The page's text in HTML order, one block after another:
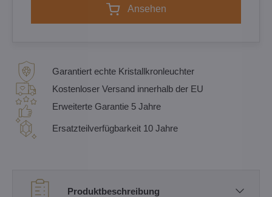
Ansehen
Garantiert echte Kristallkronleuchter
Kostenloser Versand innerhalb der EU
Erweiterte Garantie 5 Jahre
Ersatzteilverfügbarkeit 10 Jahre
Produktbeschreibung